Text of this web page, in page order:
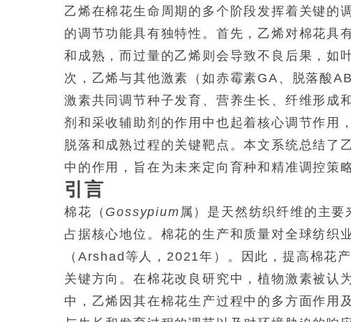
乙烯在棉花生命周期的多个阶段发挥着关键的
的调节功能具有独特性。首先，乙烯对棉花具
和成熟，而过量的乙烯则会导致不良后果，如
次，乙烯与其他激素（如赤霉素GA、脱落酸
激素共同调节种子发育、营养生长、纤维形成
剂和采收辅助剂的作用中也起着核心调节作用
脱落和成熟过程的关键靶点。本文系统总结了
中的作用，旨在为未来定向育种和精准调控策
引言
棉花（ Gossypium 属）是天然纺织纤维的主
占据核心地位。棉花的生产和质量对全球纺织
（Arshad等人，2021年）。因此，提高棉花
关键方向。在棉花改良研究中，植物激素被认
中，乙烯因其在棉花生产过程中的多方面作用